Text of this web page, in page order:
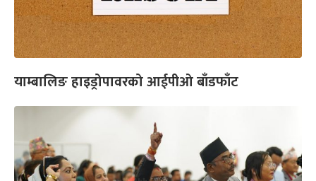
याम्बालिङ हाइड्रोपावरको आईपीओ बाँडफाँट